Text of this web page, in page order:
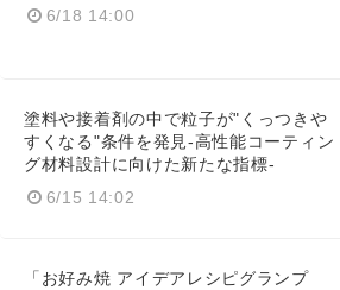
6/18 14:00
塗料や接着剤の中で粒子が"くっつきや
すくなる"条件を発見-高性能コーティン
グ材料設計に向けた新たな指標-
6/15 14:02
「お好み焼 アイデアレシピグランプ